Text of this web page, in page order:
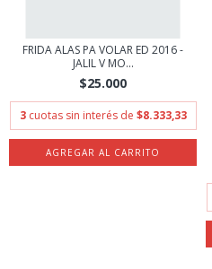
FRIDA ALAS PA VOLAR ED 2016 -
JALIL V MO...
$25.000
3 cuotas sin interés de $8.333,33